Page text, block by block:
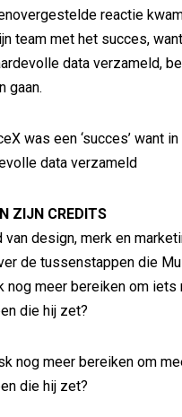
reactie
team met het succes,
data verzameld,
gaan.
was een ‘succes’ want
data verzameld
ZIJN CREDITS
van design, merk en
de tussenstappen die
nog meer bereiken om
die hij zet?
nog meer bereiken om
die hij zet?